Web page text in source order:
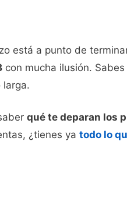
está a punto de
con mucha ilusión.
larga.
qué te deparan los
¿tienes ya todo lo